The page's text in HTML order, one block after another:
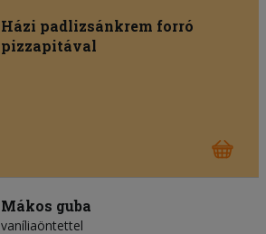
Házi padlizsánkrem forró
pizzapitával
Mákos guba
vaníliaöntettel